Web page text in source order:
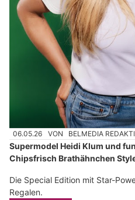
06.05.26 VON BELMEDIA
Supermodel Heidi Klum und
Chipsfrisch Brathähnchen
Die Special Edition mit Star-
Regalen.